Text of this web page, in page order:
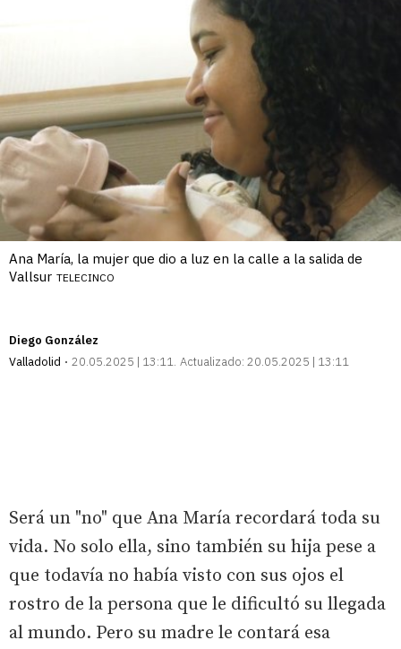
Ana María, la mujer que dio a luz en la calle a la salida de
Vallsur TELECINCO
Diego González
Valladolid
20.05.2025 | 13:11 Actualizado: 20.05.2025 | 13:11
Será un "no" que Ana María recordará toda su
vida. No solo ella, sino también su hija pese a
que todavía no había visto con sus ojos el
rostro de la persona que le dificultó su llegada
al mundo. Pero su madre le contará esa